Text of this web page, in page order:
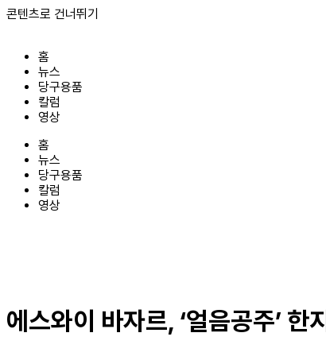
콘텐츠로 건너뛰기
홈
뉴스
당구용품
칼럼
영상
홈
뉴스
당구용품
칼럼
영상
에스와이 바자르, ‘얼음공주’